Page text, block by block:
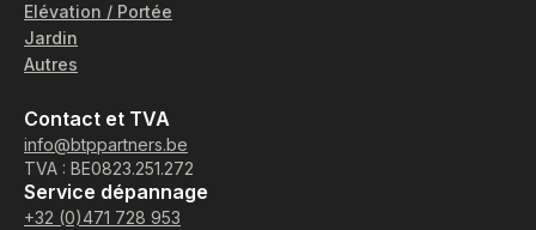
Elévation / Portée
Jardin
Autres
Contact et TVA
info@btppartners.be
TVA : BE0823.251.272
Service dépannage
+32 (0)471 728 953